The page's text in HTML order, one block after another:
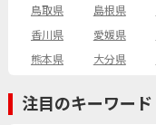
鳥取県
島根県
香川県
愛媛県
熊本県
大分県
注目のキーワード